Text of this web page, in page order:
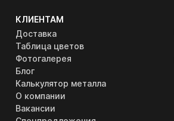
КЛИЕНТАМ
Доставка
Таблица цветов
Фотогалерея
Блог
Калькулятор металла
О компании
Вакансии